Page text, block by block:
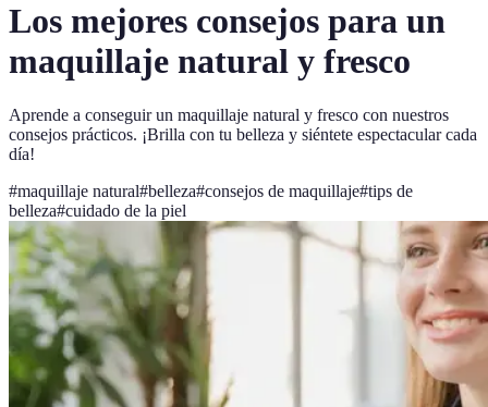
Los mejores consejos para un
maquillaje natural y fresco
Aprende a conseguir un maquillaje natural y fresco con nuestros
consejos prácticos. ¡Brilla con tu belleza y siéntete espectacular cada
día!
#maquillaje natural#belleza#consejos de maquillaje#tips de
belleza#cuidado de la piel